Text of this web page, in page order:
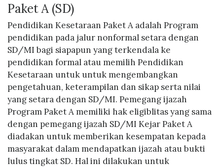
Paket A (SD)
Pendidikan Kesetaraan Paket A adalah Program
pendidikan pada jalur nonformal setara dengan
SD/MI bagi siapapun yang terkendala ke
pendidikan formal atau memilih Pendidikan
Kesetaraan untuk untuk mengembangkan
pengetahuan, keterampilan dan sikap serta nilai
yang setara dengan SD/MI. Pemegang ijazah
Program Paket A memiliki hak eligiblitas yang sama
dengan pemegang ijazah SD/MI Kejar Paket A
diadakan untuk memberikan kesempatan kepada
masyarakat dalam mendapatkan ijazah atau bukti
lulus tingkat SD. Hal ini dilakukan untuk